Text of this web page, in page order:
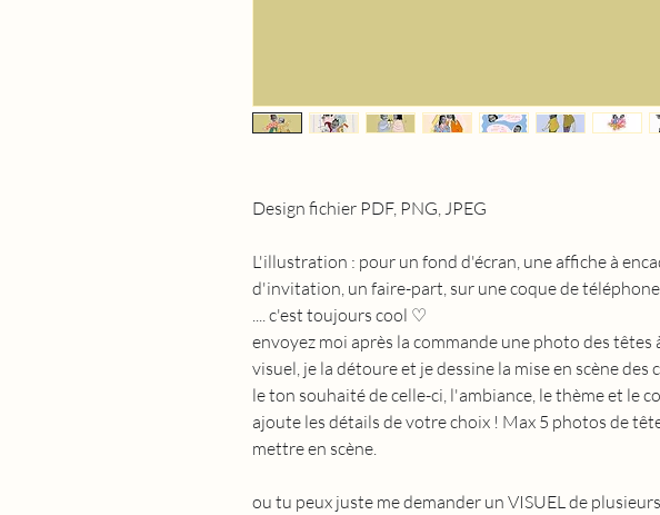
Design fichier PDF, PNG, JPEG
L'illustration : pour un fond d'écran, une affiche à
d'invitation, un faire-part, sur une coque de
.... c'est toujours cool ♡
envoyez moi après la commande une photo des têtes
visuel, je la détoure et je dessine la mise en scène des
le ton souhaité de celle-ci, l'ambiance, le thème et le
ajoute les détails de votre choix ! Max 5 photos de
mettre en scène.
ou tu peux juste me demander un VISUEL de